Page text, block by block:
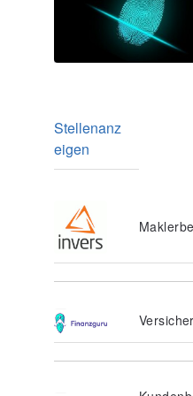
Stellenanz
eigen